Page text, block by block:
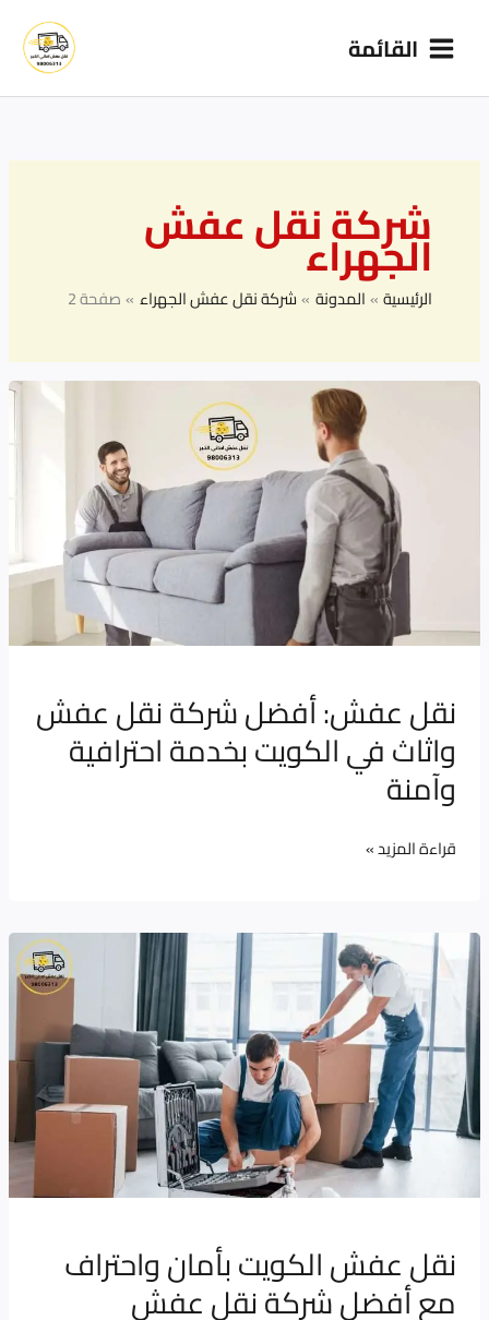
القائمة
شركة نقل عفش
الجهراء
الرئيسية المدونة شركة نقل عفش الجهراء صفحة 2
نقل عفش: أفضل شركة نقل عفش
واثاث في الكويت بخدمة احترافية
وآمنة
الكويت
احترافية
وآمنة
قراءة المزيد »
نقل عفش الكويت بأمان واحتراف
مع أفضل شركة نقل عفش
نقل
عفش
الكويت
بأمان
واحتراف
أفضل
نقل